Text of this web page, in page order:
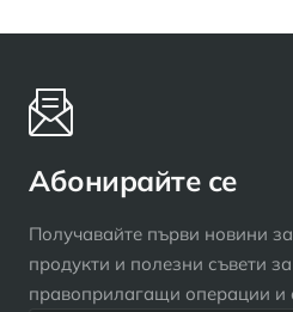
Абонирайте се
Получавайте първи новини
продукти и полезни съвети
правоприлагащи операции и